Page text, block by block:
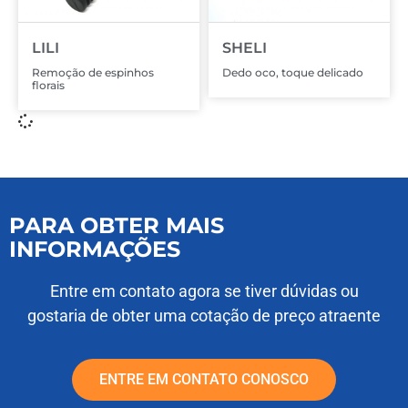
LILI
Remoção de espinhos
florais
SHELI
Dedo oco, toque delicado
PARA OBTER MAIS
INFORMAÇÕES
Entre em contato agora se tiver dúvidas ou
gostaria de obter uma cotação de preço atraente
ENTRE EM CONTATO CONOSCO